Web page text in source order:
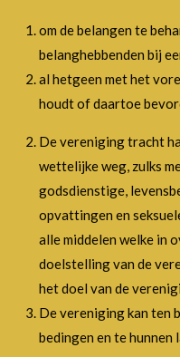
om de belangen te
belanghebbenden bij
al hetgeen met het
houdt of daartoe
De vereniging tracht
wettelijke weg, zulks
godsdienstige,
opvattingen en
alle middelen welke in
doelstelling van de
het doel van de
De vereniging kan ten
bedingen en te